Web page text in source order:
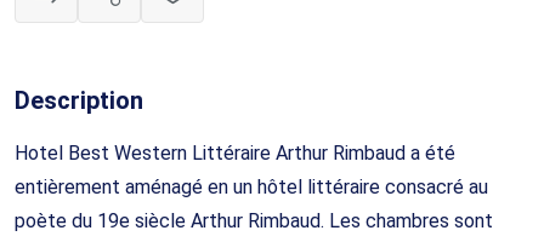
Description
Hotel Best Western Littéraire Arthur Rimbaud a été
entièrement aménagé en un hôtel littéraire consacré au
poète du 19e siècle Arthur Rimbaud. Les chambres sont